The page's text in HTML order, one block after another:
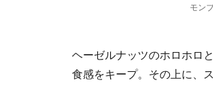
モン
ヘーゼルナッツのホロホロ
食感をキープ。その上に、